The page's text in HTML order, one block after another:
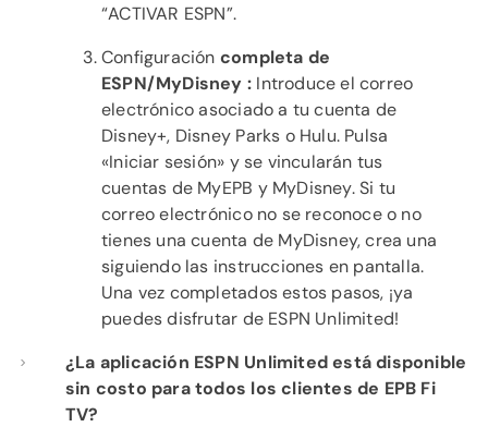
“ACTIVAR ESPN”.
Configuración completa de
ESPN/MyDisney : Introduce el correo
electrónico asociado a tu cuenta de
Disney+, Disney Parks o Hulu. Pulsa
«Iniciar sesión» y se vincularán tus
cuentas de MyEPB y MyDisney. Si tu
correo electrónico no se reconoce o no
tienes una cuenta de MyDisney, crea una
siguiendo las instrucciones en pantalla.
Una vez completados estos pasos, ¡ya
puedes disfrutar de ESPN Unlimited!
¿La aplicación ESPN Unlimited está disponible
sin costo para todos los clientes de EPB Fi
TV?